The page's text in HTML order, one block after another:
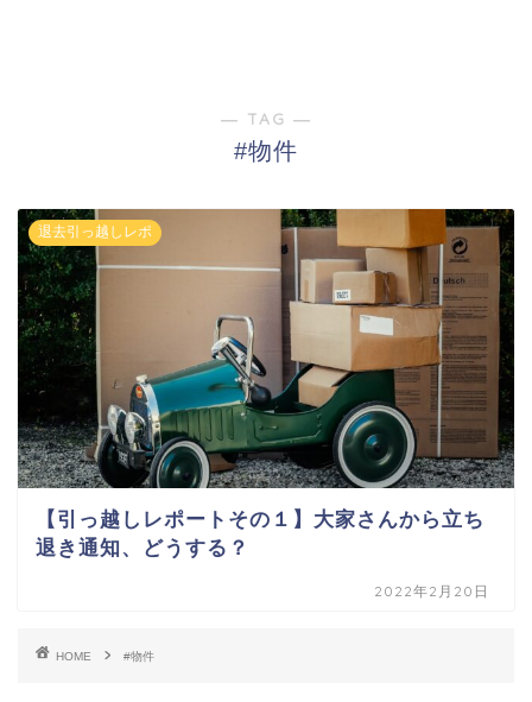
― TAG ―
#物件
退去引っ越しレポ
【引っ越しレポートその１】大家さんから立ち
退き通知、どうする？
2022年2月20日
HOME #物件